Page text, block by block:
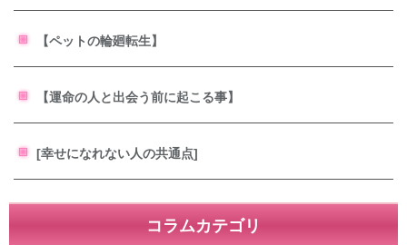
【ペットの輪廻転生】
【運命の人と出会う前に起こる事】
[幸せになれない人の共通点]
コラムカテゴリ